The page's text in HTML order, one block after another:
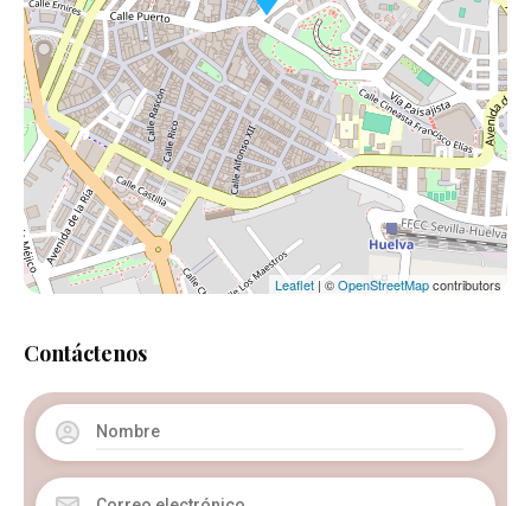
Leaflet | ©OpenStreetMapcontributors
Contáctenos